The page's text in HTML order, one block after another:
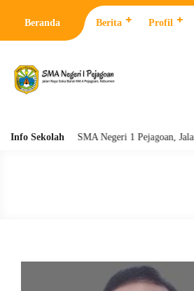
Beranda Berita Profil
Info SekolahSMA Negeri 1 Pejagoan, Jalan